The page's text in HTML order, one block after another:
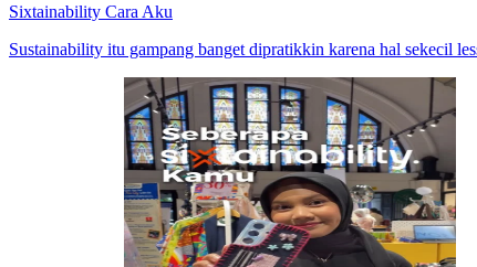
Sixtainability Cara Aku
Sustainability itu gampang banget dipratikkin karena hal sekecil